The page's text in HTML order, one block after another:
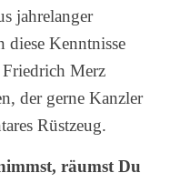
jahrelanger
diese Kenntnisse
Merz
der gerne Kanzler
Rüstzeug.
räumst Du